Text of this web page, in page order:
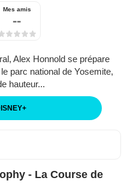
Mes amis
--
Alex Honnold se prépare
parc national de Yosemite,
hauteur...
+
- La Course de